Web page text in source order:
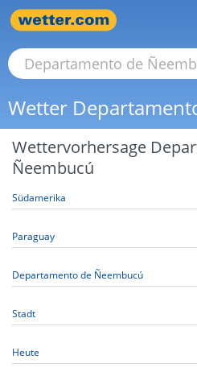
Wetter
Wettervorhersage
Ñeembucú